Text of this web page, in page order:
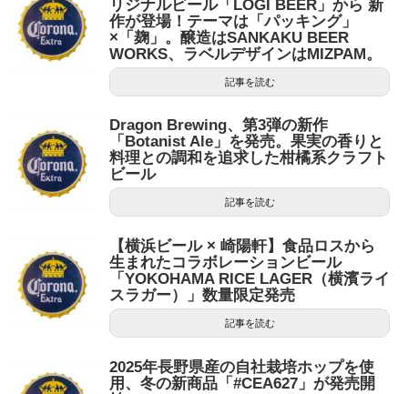
リジナルビール「LOGI BEER」から 新
作が登場！テーマは「パッキング」
×「麹」。醸造はSANKAKU BEER
WORKS、ラベルデザインはMIZPAM。
記事を読む
Dragon Brewing、第3弾の新作
「Botanist Ale」を発売。果実の香りと
料理との調和を追求した柑橘系クラフト
ビール
記事を読む
【横浜ビール × 崎陽軒】食品ロスから
生まれたコラボレーションビール
「YOKOHAMA RICE LAGER（横濱ライ
スラガー）」数量限定発売
記事を読む
2025年長野県産の自社栽培ホップを使
用、冬の新商品「#CEA627」が発売開